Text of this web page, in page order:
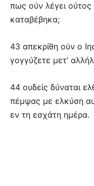
πως ούν λέγει
καταβέβηκα;
43 απεκρίθη ούν ο
γογγύζετε μετ’
44 ουδείς δύναται
πέμψας με ελκύση
εν τη εσχάτη ημέρα.